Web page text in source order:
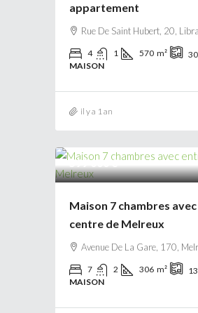
appartement
Rue De Saint Hubert, 20,
4 1 570 m²
MAISON
il y a 1 an
599 000 €
Maison 7 chambres
centre de Melreux
Avenue De La Gare, 170,
7 2 306 m²
MAISON